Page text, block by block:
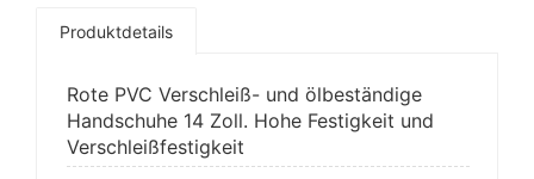
Produktdetails
Rote PVC Verschleiß- und ölbeständige
Handschuhe 14 Zoll. Hohe Festigkeit und
Verschleißfestigkeit